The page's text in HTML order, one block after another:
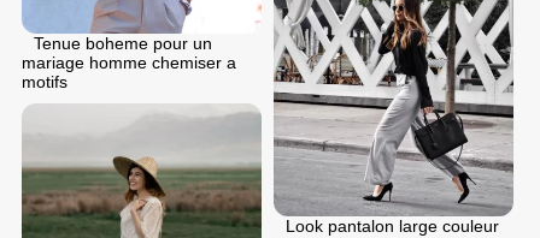
Tenue boheme pour un
mariage homme chemiser a
motifs
Look pantalon large couleur